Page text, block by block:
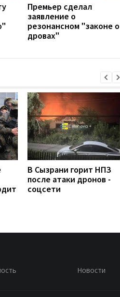
Премьер сделал
заявление о
резонансном "законе о
дровах"
В Сызрани горит НПЗ
после атаки дронов -
соцсети
Новости